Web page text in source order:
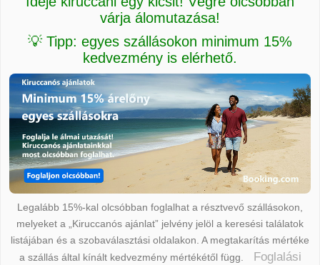
várja álomutazása!
💡 Tipp: egyes szállásokon minimum 15%
kedvezmény is elérhető.
Legalább 15%-kal olcsóbban foglalhat a résztvevő szállásokon,
melyeket a „Kiruccanós ajánlat” jelvény jelöl a keresési találatok
listájában és a szobaválasztási oldalakon. A megtakarítás mértéke
a szállás által kínált kedvezmény mértékétől függ.
Foglalási